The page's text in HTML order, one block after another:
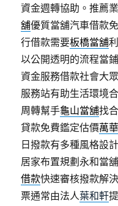
資金週轉協助。推薦
舖優質當舖汽車借款
行借款需要板橋當舖
以公開透明的流程當
資金服務借款社會大
服務站有助生活環境
周轉幫手龜山當舖找
貸款免費鑑定估價萬
日撥款有多種風格設
居家布置規劃永和當
借款快速審核撥款解
票通常由法人葉和軒